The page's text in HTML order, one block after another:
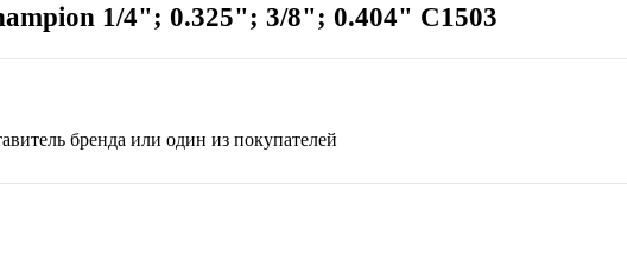
1/4"; 0.325"; 3/8"; 0.404" C1503
бренда или один из покупателей